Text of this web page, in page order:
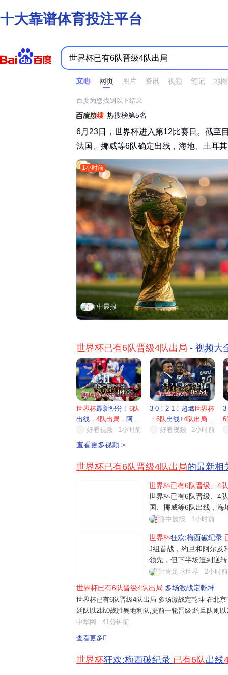
十大靠谱体育投注平台
网页 图片 资讯 视频 笔记 地图
时间不限 所有网页和文件 站点内检索
百度为您找到以下结果
热搜榜第5名
6月23日，世界杯进入第12比赛日。截至
法国、挪威等6队确定出线，海地、土耳
1小时前
鲁中晨报
世界杯已有6队晋级4队出局 - 视频大

04:04
世界杯最新积分！ 6队
出线， 4队出局 ，阿根
廷锁...好看视频 1小时前

05:54
3-0！2-1！超燃世界杯
： 6队出线+4队出局
明天...好看视频 2小时前
6
查看更多视频 >
世界杯已有6队晋级4队出局的最新相
世界杯已有6队晋级 4
世界杯已有6队晋级、4
国、挪威等6队出线，
京时间23日，美加墨世
队，提前一轮出局。I组
鲁中晨报 1小时前
世界杯狂欢:梅西破纪录
J组首战，约旦和阿尔及
领先，但下半场遭到逆
12个比赛日，墨西哥、
葡萄牙vs乌兹别克斯坦
叶青足球世界 2小时前
世界杯已有6队晋级4队出局 多场激战定乾坤
世界杯已有6队晋级4队出局 多场激战定乾坤 在北
廷队以2比0战胜奥地利队,提前一轮晋级;约旦队则
方面,法国队以3比0大胜伊拉克队,挪威队以3比2险
中华网 41分钟前
查看更多
世界杯狂欢:梅西破纪录 已有6队出线